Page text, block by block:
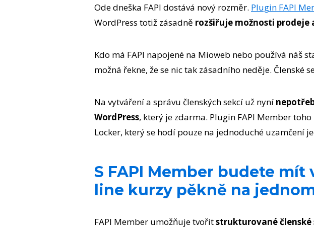
Ode dneška FAPI dostává nový rozměr. Plugin FAPI
WordPress totiž zásadně rozšiřuje možnosti prodeje
Kdo má FAPI napojené na Mioweb nebo používá náš
možná řekne, že se nic tak zásadního neděje. Členské
Na vytváření a správu členských sekcí už nyní
WordPress, který je zdarma. Plugin FAPI Member
Locker, který se hodí pouze na jednoduché uzamčení
S FAPI Member budete mít
line kurzy pěkně na
FAPI Member umožňuje tvořitstrukturované členské